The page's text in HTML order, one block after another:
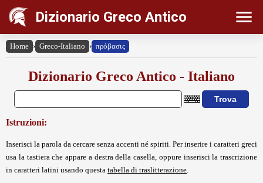
Dizionario Greco Antico
Home › Greco-Italiano › πρόβασις
Dizionario Greco Antico - Italiano
Istruzioni:
Inserisci la parola da cercare senza accenti né spiriti. Per inserire i caratteri greci
usa la tastiera che appare a destra della casella, oppure inserisci la trascrizione
in caratteri latini usando questa tabella di traslitterazione